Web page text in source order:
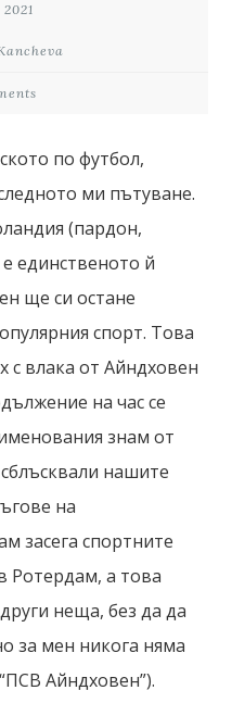
по футбол,
ми пътуване.
(пардон,
единственото й
ще си остане
спорт. Това
с влака от Айндховен
на час се
знам от
нашите
на
засега спортните
Ротердам, а това
неща, без да да
за мен никога няма
Айндховен”).